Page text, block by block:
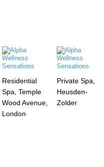
Residential
Spa, Temple
Wood Avenue,
London
Private Spa,
Heusden-
Zolder